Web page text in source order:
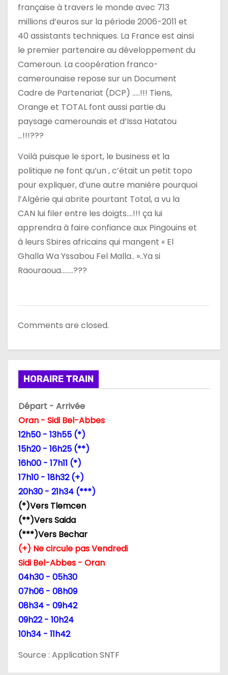
française à travers le monde avec 713
millions d’euros sur la période 2006-2011 et
40 assistants techniques. La France est ainsi
le premier partenaire au développement du
Cameroun. La coopération franco-
camerounaise repose sur un Document
Cadre de Partenariat (DCP) …..!!! Tiens,
Orange et TOTAL font aussi partie du
paysage camerounais et d’Issa Hatatou
…!!!???
Voilà puisque le sport, le business et la
politique ne font qu’un , c’était un petit topo
pour expliquer, d’une autre manière pourquoi
l’Algérie qui abrite pourtant Total, a vu la
CAN lui filer entre les doigts….!!! ça lui
apprendra à faire confiance aux Pingouins et
à leurs Sbires africains qui mangent « El
Ghalla Wa Yssabou Fel Malla.. »..Ya si
Raouraoua……..???
Comments are closed.
HORAIRE TRAIN
Départ - Arrivée
Oran - Sidi Bel-Abbes
12h50 - 13h55 (*)
15h20 - 16h25 (**)
16h00 - 17h11 (*)
17h10 - 18h32 (+)
20h30 - 21h34 (***)
(*)Vers Tlemcen
(**)Vers Saida
(***)Vers Bechar
(+) Ne circule pas Vendredi
Sidi Bel-Abbes - Oran
04h30 - 05h30
07h06 - 08h09
08h34 - 09h42
09h22 - 10h24
10h34 - 11h42
Source : Application SNTF